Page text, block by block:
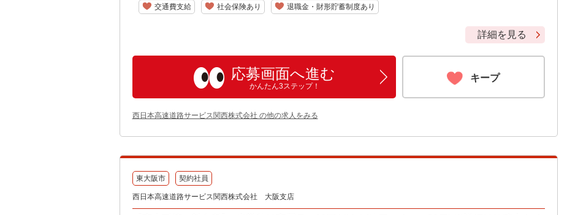
交通費支給 社会保険あり 退職金・財形貯蓄制度あり
詳細を見る
応募画面へ進む
かんたん3ステップ！
キープ
西日本高速道路サービス関西株式会社 の他の求人をみる
東大阪市 契約社員
西日本高速道路サービス関西株式会社 大阪支店